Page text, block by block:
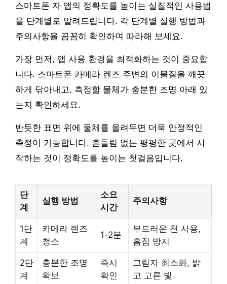
스마트폰 자 앱의 정확도를 높이는 실질적인 사용법
을 단계별로 알려드립니다. 각 단계별 실행 방법과
주의사항을 꼼꼼히 확인하며 따라해 보세요.
가장 먼저, 앱 사용 환경을 최적화하는 것이 중요합
니다. 스마트폰 카메라 렌즈 주변의 이물질을 깨끗
하게 닦아내고, 측정할 물체가 충분한 조명 아래 있
는지 확인하세요.
반듯한 표면 위에 물체를 올려두면 더욱 안정적인
측정이 가능합니다. 흔들림 없는 평평한 곳에서 시
작하는 것이 정확도를 높이는 첫걸음입니다.
단
계
실행 방법
소요
시간
주의사항
1단
계
카메라 렌즈
청소
1-2분
부드러운 천 사용,
흠집 방지
2단
계
충분한 조명
확보
즉시
확인
그림자 최소화, 밝
고 고른 빛